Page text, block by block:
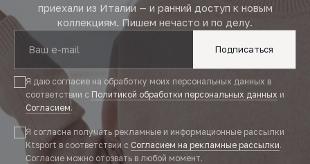
приехали из Италии — и ранний доступ к новым
коллекциям. Пишем нечасто и по делу.
Подписаться
Я даю согласие на обработку моих персональных данных в
соответствии с Политикой обработки персональных данных и
Согласием.
Я согласна получать рекламные и информационные рассылки
Ktsport в соответствии с Согласием на рекламные рассылки.
Согласие можно отозвать в любой момент.